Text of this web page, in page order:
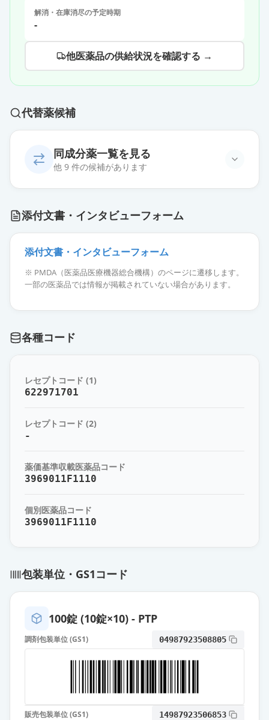
解消・在庫消尽の予定時期
-
他医薬品の供給状況を確認する →
代替薬候補
同成分薬一覧を見る
他 9 件の候補があります
薬価 16.00 円
ビルダグリプチン錠50mg「JG」
薬価 16.00 円
ビルダグリプチン錠50mg「日新」
ビルダグリプチン錠50mg「ニプ
ワ」
薬価 16.00 円
ビルダグリプチン錠50mg「サワ
イ」
ビルダグリプチン錠50mg「杏林」
薬価 16.00 円
エクア錠50mg
薬価 38.70 円
添付文書・インタビューフォーム
添付文書・インタビューフォーム
※ PMDA（医薬品医療機器総合機構）のページに遷移します。
一部の医薬品では情報が掲載されていない場合があります。
各種コード
レセプトコード (1)
622971701
レセプトコード (2)
-
薬価基準収載医薬品コード
3969011F1110
個別医薬品コード
3969011F1110
包装単位・GS1コード
100錠 (10錠×10) - PTP
調剤包装単位 (GS1) 04987923508805
販売包装単位 (GS1) 14987923506853